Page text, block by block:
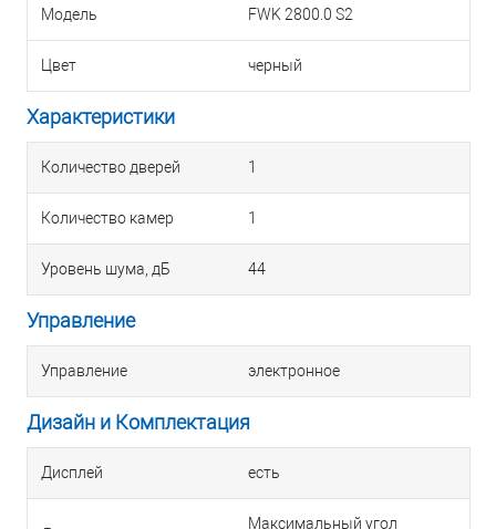
Модель FWK 2800.0 S2
Цвет черный
Характеристики
Количество дверей 1
Количество камер 1
Уровень шума, дБ 44
Управление
Управление электронное
Дизайн и Комплектация
Дисплей есть
Максимальный угол